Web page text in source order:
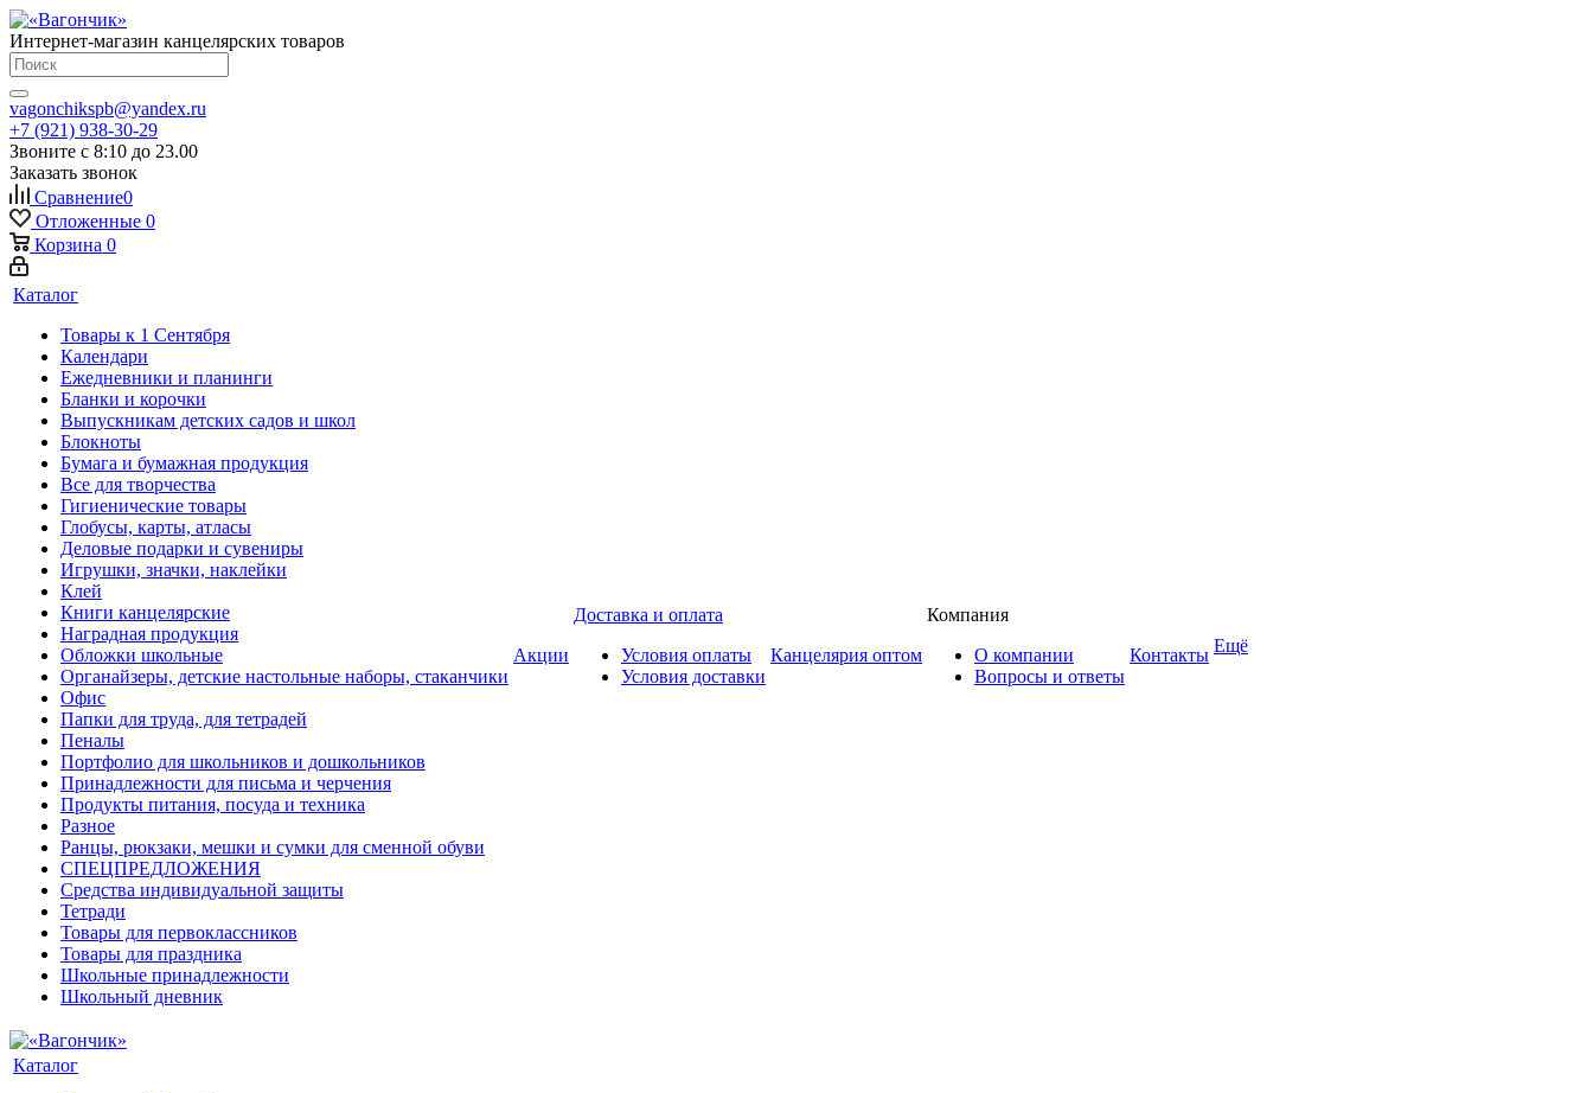
Интернет-магазин канцелярских товаров
vagonchikspb@yandex.ru
+7 (921) 938-30-29
Звоните с 8:10 до 23.00
Заказать звонок
Сравнение0
Отложенные 0
Корзина 0
Каталог
Товары к 1 Сентября
Календари
Ежедневники и планинги
Бланки и корочки
Выпускникам детских садов и школ
Блокноты
Бумага и бумажная продукция
Все для творчества
Гигиенические товары
Глобусы, карты, атласы
Деловые подарки и сувениры
Игрушки, значки, наклейки
Клей
Книги канцелярские
Наградная продукция
Обложки школьные
Органайзеры, детские настольные наборы, стаканчики
Офис
Папки для труда, для тетрадей
Пеналы
Портфолио для школьников и дошкольников
Принадлежности для письма и черчения
Продукты питания, посуда и техника
Разное
Ранцы, рюкзаки, мешки и сумки для сменной обуви
СПЕЦПРЕДЛОЖЕНИЯ
Средства индивидуальной защиты
Тетради
Товары для первоклассников
Товары для праздника
Школьные принадлежности
Школьный дневник
Акции
Доставка и оплата
Условия оплаты
Условия доставки
Канцелярия оптом
Компания
О компании
Вопросы и ответы
Контакты Ещё
Каталог